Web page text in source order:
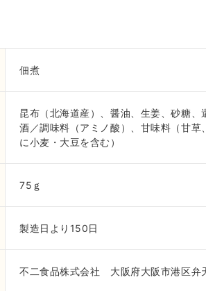
佃煮
昆布（北海道産）、醤油、生姜、砂糖
酒／調味料（アミノ酸）、甘味料（甘
に小麦・大豆を含む）
75ｇ
製造日より150日
不二食品株式会社 大阪府大阪市港区弁